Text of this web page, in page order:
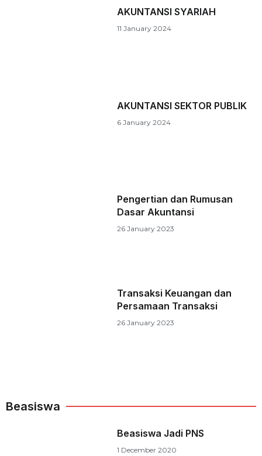
AKUNTANSI SYARIAH
11 January 2024
AKUNTANSI SEKTOR PUBLIK
6 January 2024
Pengertian dan Rumusan
Dasar Akuntansi
26 January 2023
Transaksi Keuangan dan
Persamaan Transaksi
26 January 2023
Beasiswa
Beasiswa Jadi PNS
1 December 2020